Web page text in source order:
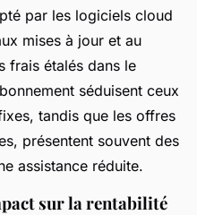
par les logiciels cloud
mises à jour et au
frais étalés dans le
séduisent ceux
tandis que les offres
présentent souvent des
assistance réduite.
sur la rentabilité